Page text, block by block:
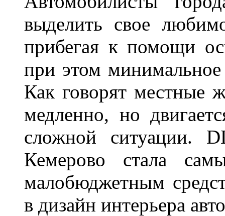
выделить свое
прибегая к помощи
при этом минимальное
Как говорят местные
медленно, но
сложной ситуации.
Кемерово стала
малобюджетным
в дизайн интерьера